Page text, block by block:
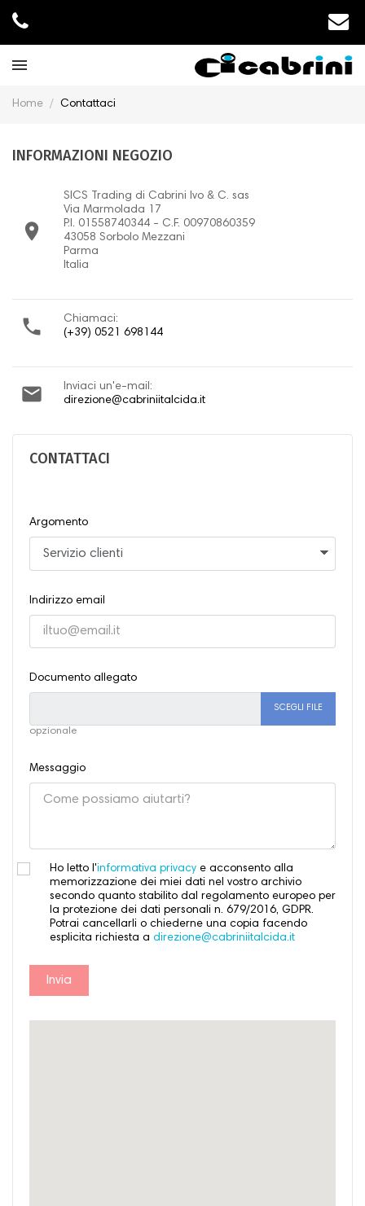
Home Contattaci
INFORMAZIONI NEGOZIO

SICS Trading di Cabrini Ivo & C. sas
Via Marmolada 17
P.I. 01558740344 - C.F. 00970860359
43058 Sorbolo Mezzani
Parma
Italia

Chiamaci:
(+39) 0521 698144

Inviaci un'e-mail:
direzione@cabriniitalcida.it
CONTATTACI
Argomento
Indirizzo email
Documento allegato
SCEGLI FILE
opzionale
Messaggio
Ho letto l'informativa privacy e acconsento alla
memorizzazione dei miei dati nel vostro archivio
secondo quanto stabilito dal regolamento europeo per
la protezione dei dati personali n. 679/2016, GDPR.
Potrai cancellarli o chiederne una copia facendo
esplicita richiesta a direzione@cabriniitalcida.it